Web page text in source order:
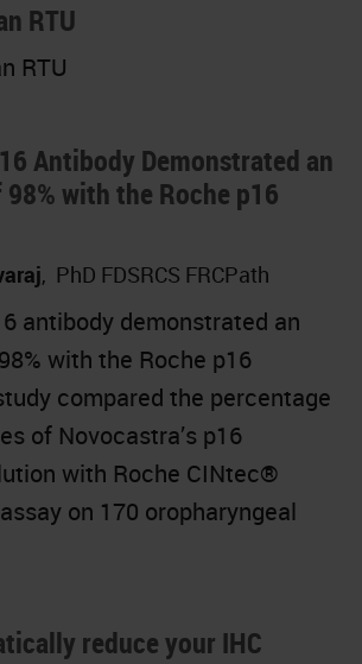
RTU
RTU
Antibody Demonstrated an
with the Roche p16
, PhD FDSRCS FRCPath
antibody demonstrated an
with the Roche p16
compared the percentage
of Novocastra’s p16
with Roche CINtec®
on 170 oropharyngeal
reduce your IHC